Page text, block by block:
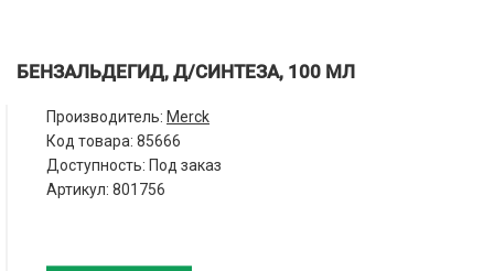
БЕНЗАЛЬДЕГИД, Д/СИНТЕЗА, 100 МЛ
Производитель: Merck
Код товара: 85666
Доступность: Под заказ
Артикул: 801756